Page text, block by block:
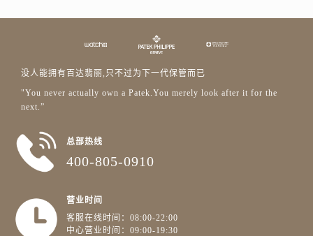
没人能拥有百达翡丽,只不过为下一代保管而已
"You never actually own a Patek.You merely look after it for the
next.”
总部热线
400-805-0910
营业时间
客服在线时间：08:00-22:00
中心营业时间：09:00-19:30